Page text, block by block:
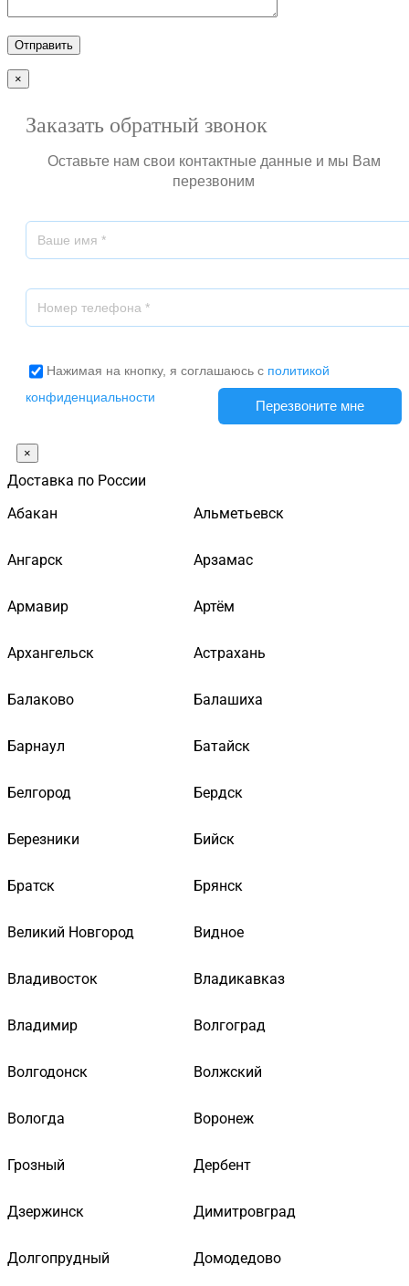
×
Заказать обратный звонок
Оставьте нам свои контактные данные и мы Вам
перезвоним
Нажимая на кнопку, я соглашаюсь с политикой
конфиденциальности
×
Доставка по России
Абакан
Альметьевск
Ангарск Арзамас
Армавир Артём
Архангельск Астрахань
Балаково Балашиха
Барнаул Батайск
Белгород Бердск
Березники Бийск
Братск Брянск
Великий Новгород Видное
Владивосток Владикавказ
Владимир Волгоград
Волгодонск Волжский
Вологда Воронеж
Грозный Дербент
Дзержинск Димитровград
Долгопрудный Домодедово